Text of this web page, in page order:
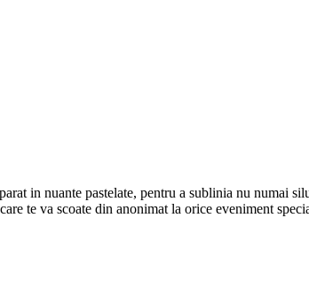
in nuante pastelate, pentru a sublinia nu numai
te va scoate din anonimat la orice eveniment